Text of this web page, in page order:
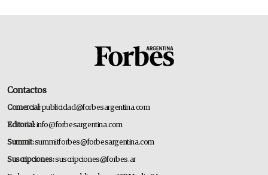
Contactos
Comercial:publicidad@forbesargentina.com
Editorial:info@forbesargentina.com
Summit:summitforbes@forbesargentina.com
Suscripciones:suscripciones@forbes.ar